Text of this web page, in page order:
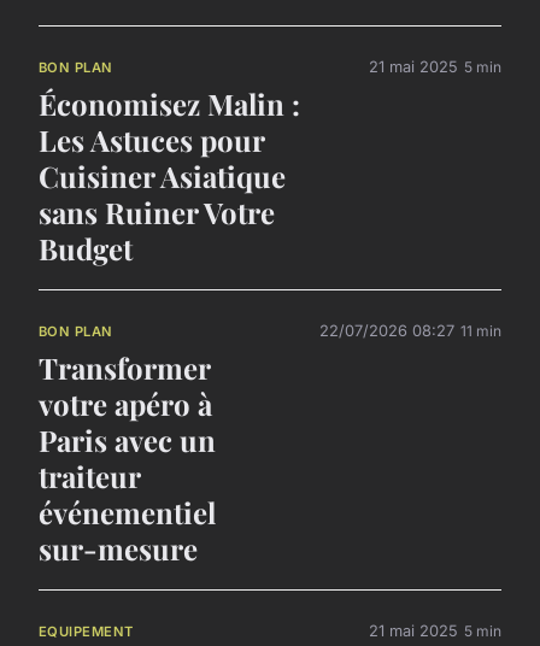
BON PLAN
Économisez Malin :
Les Astuces pour
Cuisiner Asiatique
sans Ruiner Votre
Budget
21 mai 2025 5 min
BON PLAN
Transformer
votre apéro à
Paris avec un
traiteur
événementiel
sur-mesure
22/07/2026 08:27 11 min
EQUIPEMENT 21 mai 2025 5 min